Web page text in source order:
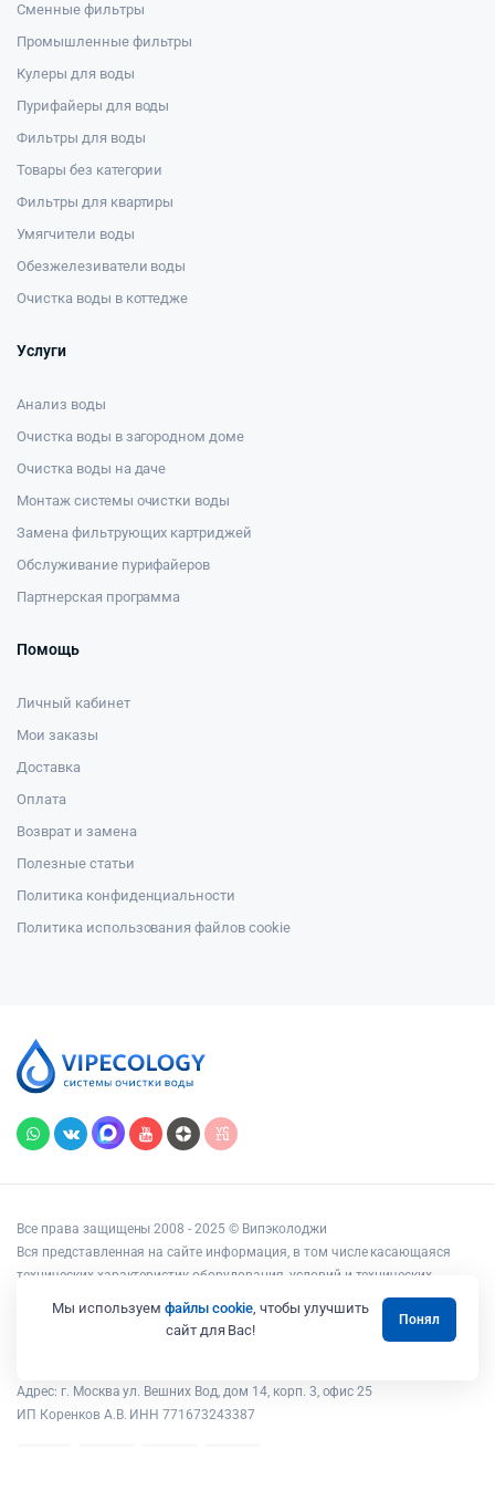
Сменные фильтры
Промышленные фильтры
Кулеры для воды
Пурифайеры для воды
Фильтры для воды
Товары без категории
Фильтры для квартиры
Умягчители воды
Обезжелезиватели воды
Очистка воды в коттедже
Услуги
Анализ воды
Очистка воды в загородном доме
Очистка воды на даче
Монтаж системы очистки воды
Замена фильтрующих картриджей
Обслуживание пурифайеров
Партнерская программа
Помощь
Личный кабинет
Мои заказы
Доставка
Оплата
Возврат и замена
Полезные статьи
Политика конфиденциальности
Политика использования файлов cookie
Все права защищены 2008 - 2025 © Випэколоджи
Вся представленная на сайте информация, в том числе касающаяся
технических характеристик оборудования, условий и технических
возможностей подключения, наличия на складе, стоимости товаров и
услуг, носит информационный характер и ни при каких условиях не
является публичной офертой, определяемой положениями статьи 437
Адрес: г. Москва ул. Вешних Вод, дом 14, корп. 3, офис 25
ИП Коренков А.В. ИНН 771673243387
Мы используем файлы cookie, чтобы улучшить
сайт для Вас!
Понял